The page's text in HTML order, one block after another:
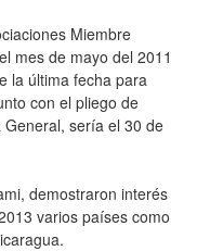
Miembre
mes de mayo del 2011
la última fecha para
con el pliego de
sería el 30 de
demostraron interés
varios países como